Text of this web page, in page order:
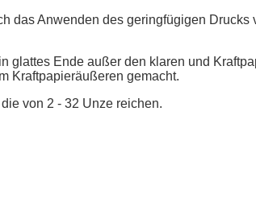
das Anwenden des geringfügigen
glattes Ende außer den klaren und
Kraftpapieräußeren gemacht.
von 2 - 32 Unze reichen.